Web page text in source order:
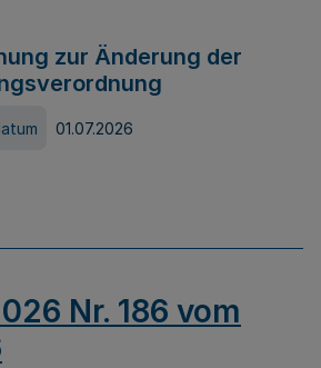
zur Änderung der
01.07.2026
Nr. 186 vom